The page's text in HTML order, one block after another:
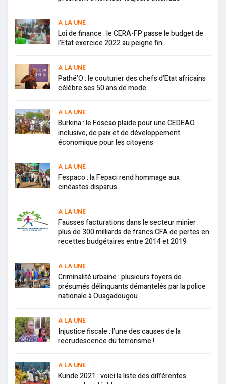
A LA UNE
Loi de finance : le CERA-FP passe le budget de
l’Etat exercice 2022 au peigne fin
A LA UNE
Pathé’O : le couturier des chefs d’Etat africains
célèbre ses 50 ans de mode
A LA UNE
Burkina : le Foscao plaide pour une CEDEAO
inclusive, de paix et de développement
économique pour les citoyens
A LA UNE
Fespaco : la Fepaci rend hommage aux
cinéastes disparus
A LA UNE
Fausses facturations dans le secteur minier :
plus de 300 milliards de francs CFA de pertes en
recettes budgétaires entre 2014 et 2019
A LA UNE
Criminalité urbaine : plusieurs foyers de
présumés délinquants démantelés par la police
nationale à Ouagadougou
A LA UNE
Injustice fiscale : l’une des causes de la
recrudescence du terrorisme !
A LA UNE
Kunde 2021 : voici la liste des différentes